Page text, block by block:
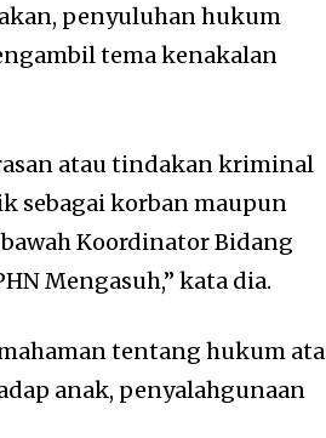
penyuluhan hukum
tema kenakalan
atau tindakan kriminal
sebagai korban maupun
Koordinator Bidang
Mengasuh,” kata dia.
tentang hukum
anak, penyalahgunaan